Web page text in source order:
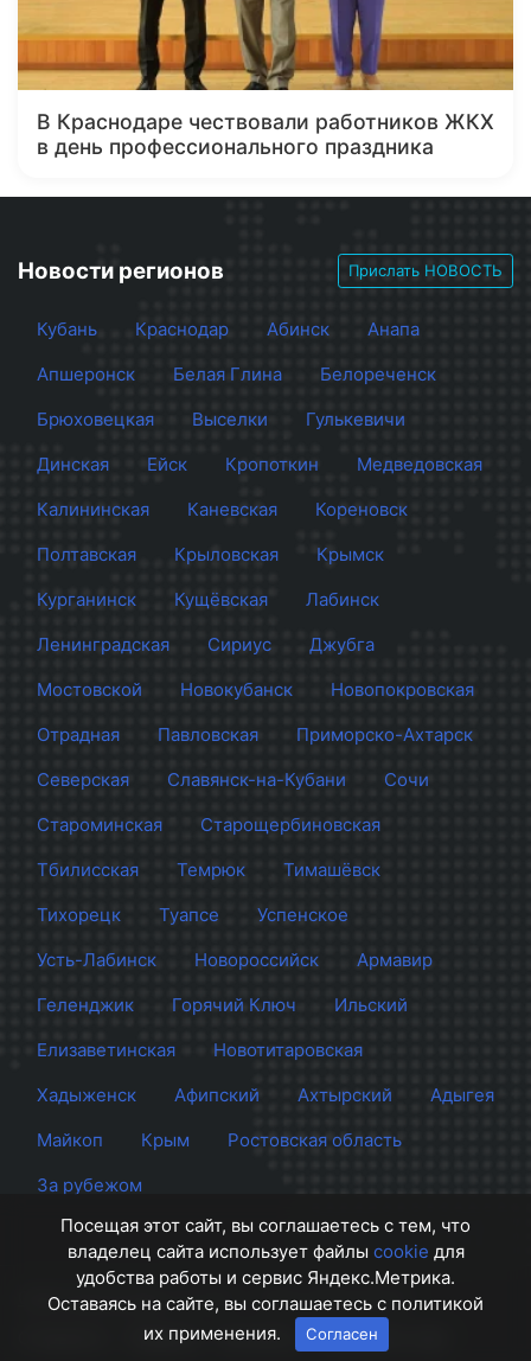
В Краснодаре чествовали работников ЖКХ
в день профессионального праздника
Новости регионов Прислать НОВОСТЬ
Кубань Краснодар Абинск
Анапа
Апшеронск
Белая Глина
Белореченск
Брюховецкая
Выселки
Гулькевичи
Динская
Ейск Кропоткин
Медведовская
Калининская
Каневская
Кореновск
Полтавская
Крыловская
Крымск
Курганинск
Кущёвская
Лабинск
Ленинградская
Сириус
Джубга
Мостовской
Новокубанск
Новопокровская
Отрадная
Павловская
Приморско-Ахтарск
Северская
Славянск-на-Кубани
Сочи
Староминская
Старощербиновская
Тбилисская
Темрюк
Тимашёвск
Тихорецк
Туапсе
Успенское
Усть-Лабинск
Новороссийск
Армавир
Геленджик
Горячий Ключ
Ильский
Елизаветинская
Новотитаровская
Хадыженск
Афипский Ахтырский
Адыгея
Майкоп
Крым
Ростовская область
За рубежом
Сайт Краснодара
© 2012 - 2026 СМИ Кубани
Правила Контакты Напишите нам
Посещая этот сайт, вы соглашаетесь с тем, что
владелец сайта использует файлы cookie для
удобства работы и сервис Яндекс.Метрика.
Оставаясь на сайте, вы соглашаетесь с политикой
их применения.
Согласен